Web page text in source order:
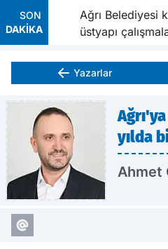
SON
DAKİKA
Ağrı Belediyesi
üstyapı
Yazarlar
yılda
Ahmet